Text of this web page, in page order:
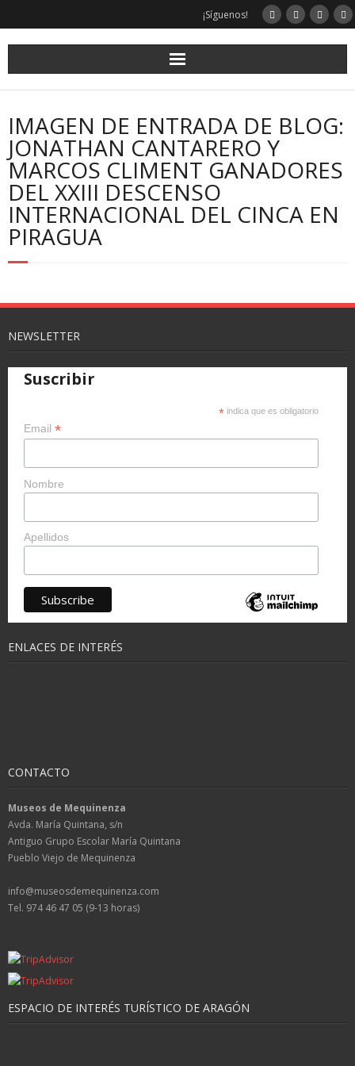
¡Síguenos!
IMAGEN DE ENTRADA DE BLOG:
JONATHAN CANTARERO Y
MARCOS CLIMENT GANADORES
DEL XXIII DESCENSO
INTERNACIONAL DEL CINCA EN
PIRAGUA
NEWSLETTER
Suscribir
* indica que es obligatorio
Email *
Nombre
Apellidos
ENLACES DE INTERÉS
CONTACTO
Museos de Mequinenza
Avda. María Quintana, s/n
Antiguo Grupo Escolar María Quintana
Pueblo Viejo de Mequinenza
info@museosdemequinenza.com
Tel. 974 46 47 05 (9-13 horas)
ESPACIO DE INTERÉS TURÍSTICO DE ARAGÓN